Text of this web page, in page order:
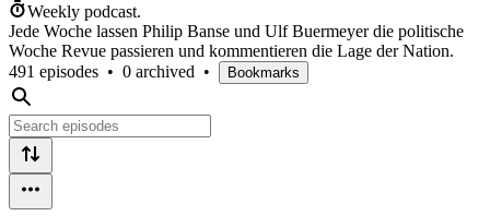
Weekly podcast.
Jede Woche lassen Philip Banse und Ulf Buermeyer die politische
Woche Revue passieren und kommentieren die Lage der Nation.
491 episodes • 0 archived • Bookmarks